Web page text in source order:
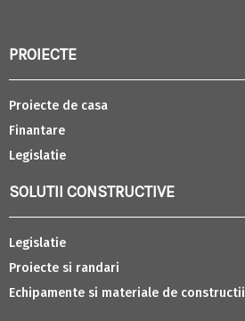
PROIECTE
Proiecte de casa
Finantare
Legislatie
SOLUTII CONSTRUCTIVE
Legislatie
Proiecte si randari
Echipamente si materiale de constructii